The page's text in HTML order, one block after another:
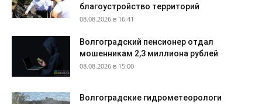
благоустройство территорий
08.08.2026 в 16:41
Волгоградский пенсионер отдал
мошенникам 2,3 миллиона рублей
08.08.2026 в 15:00
Волгоградские гидрометеорологи